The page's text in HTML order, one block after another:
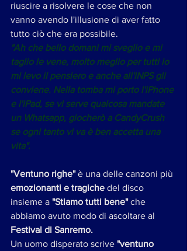
riuscire a risolvere le cose che non
vanno avendo l'illusione di aver fatto
tutto ciò che era possibile.
"Ah che bello domani mi sveglio e mi
taglio le vene, molto meglio per tutti io
mi levo il pensiero e anche all'INPS gli
conviene. Nella tomba mi porto l'iPhone
e l'iPad, se vi serve qualcosa mandate
un Whatsapp, giocherò a CandyCrush
se ogni tanto vi va è ben accetta una
vita".
"Ventuno righe" è una delle canzoni più
emozionanti e tragiche del disco
insieme a "Stiamo tutti bene" che
abbiamo avuto modo di ascoltare al
Festival di Sanremo.
Un uomo disperato scrive "ventuno